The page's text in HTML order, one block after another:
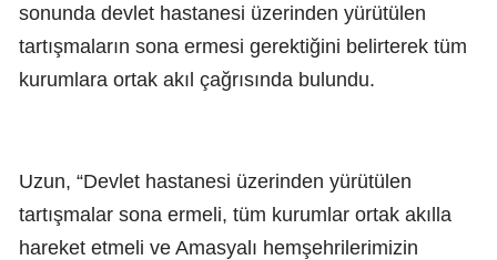
sonunda devlet hastanesi üzerinden yürütülen
tartışmaların sona ermesi gerektiğini belirterek tüm
kurumlara ortak akıl çağrısında bulundu.
Uzun, “Devlet hastanesi üzerinden yürütülen
tartışmalar sona ermeli, tüm kurumlar ortak akılla
hareket etmeli ve Amasyalı hemşehrilerimizin